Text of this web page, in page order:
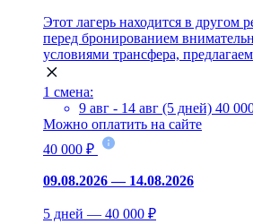
Этот лагерь находится в другом
перед бронированием
условиями трансфера,
1 смена:
9 авг - 14 авг (5 дней) 40
Можно оплатить на сайте
40 000 ₽
09.08.2026 — 14.08.2026
5 дней — 40 000 ₽